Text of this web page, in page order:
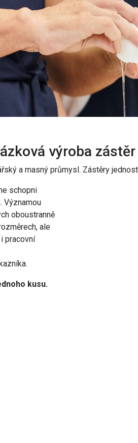
výroba zástěr
a masný průmysl. Zástěry
schopni
Významou
oboustranně
ale
pracovní
kusu.